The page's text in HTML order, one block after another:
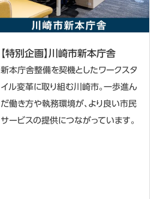
【特別企画】川崎市新本庁舎
新本庁舎整備を契機としたワークスタ
イル変革に取り組む川崎市。一歩進ん
だ働き方や執務環境が、より良い市民
サービスの提供につながっています。